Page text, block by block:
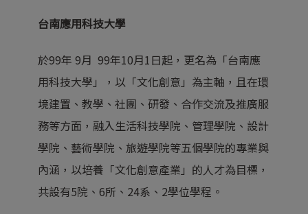
台南應用科技大學
於99年 9月 99年10月1日起，更名為「台南應
用科技大學」，以「文化創意」為主軸，且在環
境建置、教學、社團、研發、合作交流及推廣服
務等方面，融入生活科技學院、管理學院、設計
學院、藝術學院、旅遊學院等五個學院的專業與
內涵，以培養「文化創意產業」的人才為目標，
共設有5院、6所、24系、2學位學程。